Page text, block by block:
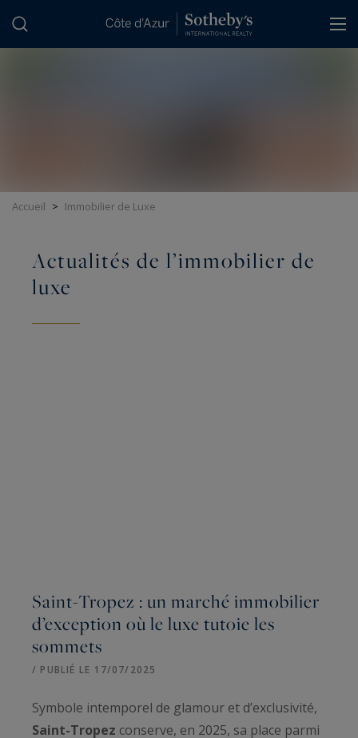
Accueil > Immobilier de Luxe
Actualités de l’immobilier de
luxe
Saint-Tropez : un marché immobilier
d’exception où le luxe tutoie les
sommets
/ PUBLIÉ LE 17/07/2025
Symbole intemporel de glamour et d’exclusivité,
Saint-Tropez conserve, en 2025, sa place parmi